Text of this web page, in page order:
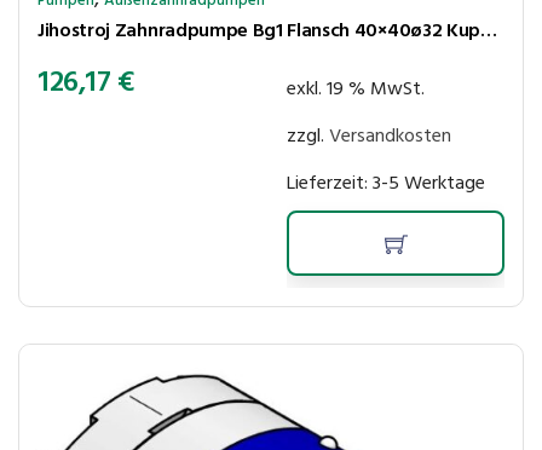
Jihostroj Zahnradpumpe Bg1 Flansch 40×40ø32 Kupplungsk 5×4,5 4,3cm³/U 250bar rechtsl Anschl BSP 1/2″-3/8″
126,17€
exkl. 19 % MwSt.
zzgl.Versandkosten
Lieferzeit:3-5 Werktage